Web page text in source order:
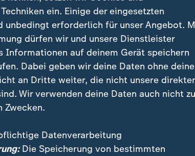
vorgestellt werden.
ab Herbst ändern soll
ein. Einige der eingesetzten
unbedingt erforderlich für unser Angebot.
dürfen wir und unsere Dienstleister
Informationen auf deinem Gerät speichern
Dabei geben wir deine Daten ohne deine
an Dritte weiter, die nicht unsere
Wir verwenden deine Daten auch nicht zu
Zwecken.
Datenverarbeitung
Die Speicherung von bestimmten